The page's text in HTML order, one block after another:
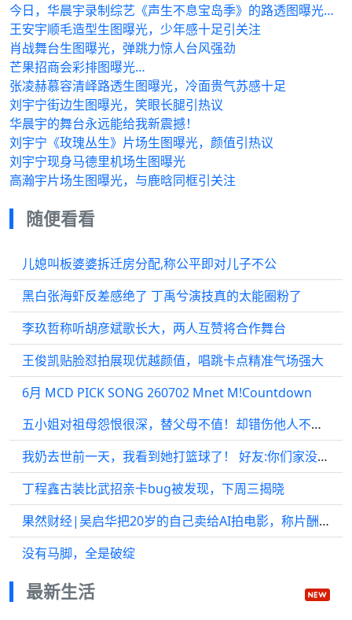
今日，华晨宇录制综艺《声生不息宝岛季》的路透图曝光…
王安宇顺毛造型生图曝光，少年感十足引关注
肖战舞台生图曝光，弹跳力惊人台风强劲
芒果招商会彩排图曝光…
张凌赫慕容清峄路透生图曝光，冷面贵气苏感十足
刘宇宁街边生图曝光，笑眼长腿引热议
华晨宇的舞台永远能给我新震撼！
刘宇宁《玫瑰丛生》片场生图曝光，颜值引热议
刘宇宁现身马德里机场生图曝光
高瀚宇片场生图曝光，与鹿晗同框引关注
随便看看
儿媳叫板婆婆拆迁房分配,称公平即对儿子不公
黑白张海虾反差感绝了 丁禹兮演技真的太能圈粉了
李玖哲称听胡彦斌歌长大，两人互赞将合作舞台
王俊凯贴脸怼拍展现优越颜值，唱跳卡点精准气场强大
6月 MCD PICK SONG 260702 Mnet M!Countdown
五小姐对祖母怨恨很深，替父母不值！却错伤他人不知所措
我奶去世前一天，我看到她打篮球了！ 好友:你们家没那偏财命
丁程鑫古装比武招亲卡bug被发现，下周三揭晓
果然财经|吴启华把20岁的自己卖给AI拍电影，称片酬不错
没有马脚，全是破绽
最新生活